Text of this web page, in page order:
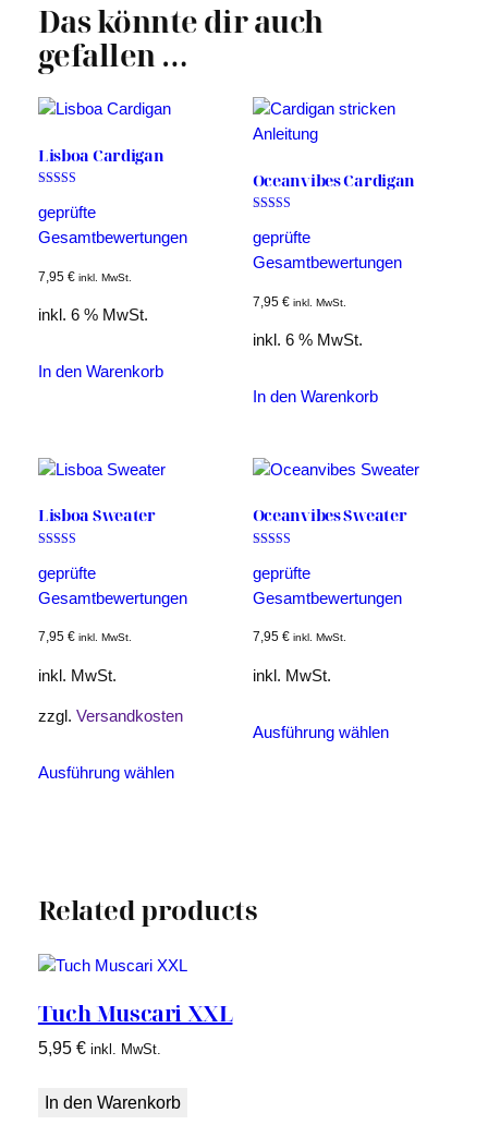
Das könnte dir auch
gefallen …
Lisboa Cardigan
5.00
von 5
geprüfte
Gesamtbewertungen
7,95 € inkl. MwSt.
inkl. 6 % MwSt.
In den Warenkorb
Oceanvibes Cardigan
5.00
von 5
geprüfte
Gesamtbewertungen
7,95 € inkl. MwSt.
inkl. 6 % MwSt.
In den Warenkorb
Lisboa Sweater
5.00
von 5
geprüfte
Gesamtbewertungen
7,95 € inkl. MwSt.
inkl. MwSt.
zzgl. Versandkosten
Ausführung wählenProdukt
Die
können
der
Oceanvibes Sweater
5.00
von 5
geprüfte
Gesamtbewertungen
7,95 € inkl. MwSt.
inkl. MwSt.
Ausführung wählenProdukt
Related products
Tuch Muscari XXL
5,95 € inkl. MwSt.
In den Warenkorb